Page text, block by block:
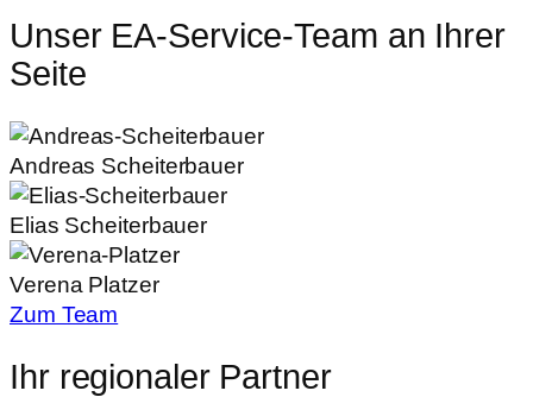
Unser EA-Service-Team an Ihrer
Seite
Andreas Scheiterbauer
Elias Scheiterbauer
Verena Platzer
Zum Team
Ihr regionaler Partner